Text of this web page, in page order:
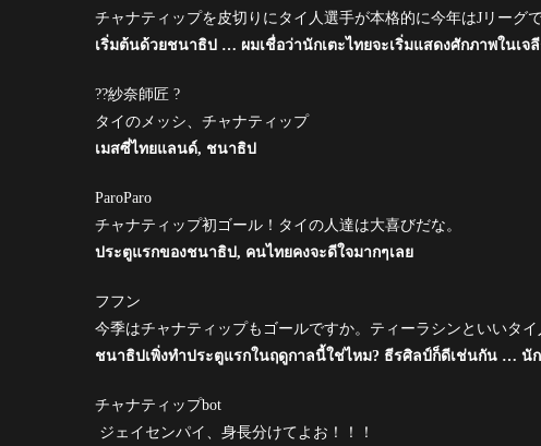
チャナティップを皮切りにタイ人選手が本格的に今年はJリーグ
เริ่มต้นด้วยชนาธิป … ผมเชื่อว่านักเตะไทยจะเริ่มแสดงศักภาพในเจลี
??紗奈師匠 ?
タイのメッシ、チャナティップ
เมสซี่ไทยแลนด์, ชนาธิป
ParoParo
チャナティップ初ゴール！タイの人達は大喜びだな。
ประตูแรกของชนาธิป, คนไทยคงจะดีใจมากๆเลย
フフン
今季はチャナティップもゴールですか。ティーラシンといいタ
ชนาธิปเพิ่งทำประตูแรกในฤดูกาลนี้ใช่ไหม? ธีรศิลป์ก็ดีเช่นกัน … นัก
チャナティップbot
‏ ジェイセンパイ、身長分けてよお！！！